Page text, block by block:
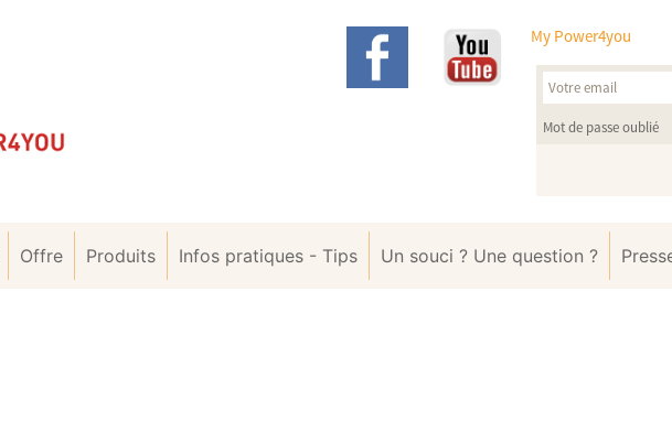
My Power4you
Mot de passe oublié
Offre Produits Infos pratiques - Tips Un souci ? Une question ?